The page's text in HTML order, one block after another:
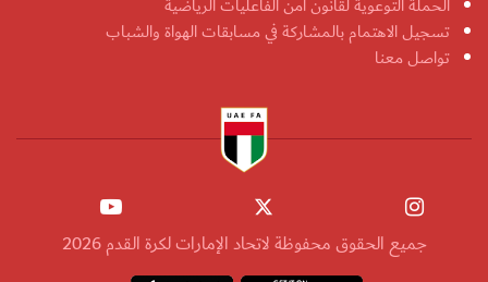
تسجيل الاهتمام بالمشاركة في مسابقات الهواة والشباب
تواصل معنا
جميع الحقوق محفوظة لاتحاد الإمارات لكرة القدم 2026